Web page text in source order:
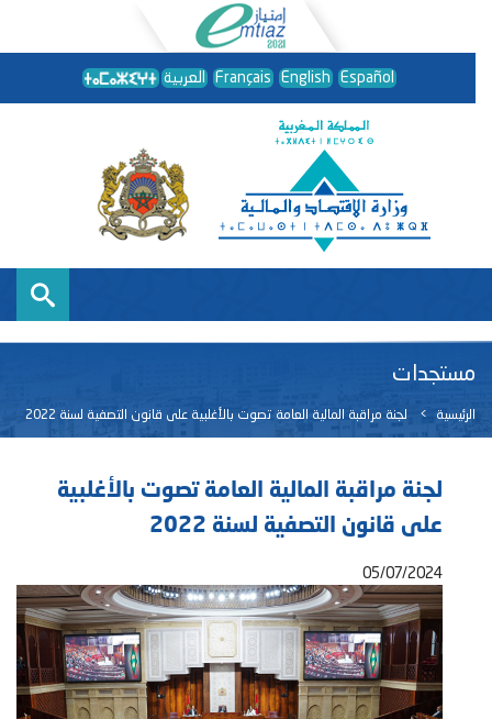
العربية Français English Español
مستجدات
الرئيسية لجنة مراقبة المالية العامة تصوت بالأغلبية على قانون التصفية لسنة 2022
لجنة مراقبة المالية العامة تصوت بالأغلبية
على قانون التصفية لسنة 2022
05/07/2024